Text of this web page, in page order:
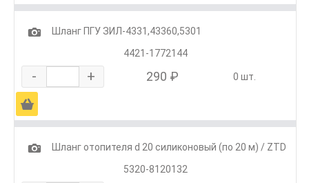
1
Шланг ПГУ ЗИЛ-4331,43360,5301
4421-1772144
- + 290 ₽ 0 шт.
Ä
1
Шланг отопителя d 20 силиконовый (по 20 м) / ZTD
5320-8120132